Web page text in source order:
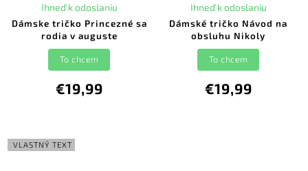
Dámske tričko Princezné sa
rodia v auguste
Ihneď k odoslaniu
€19,99
To chcem
Dámské tričko Návod na
obsluhu Nikoly
Ihneď k odoslaniu
€19,99
To chcem
VLASTNÝ TEXT